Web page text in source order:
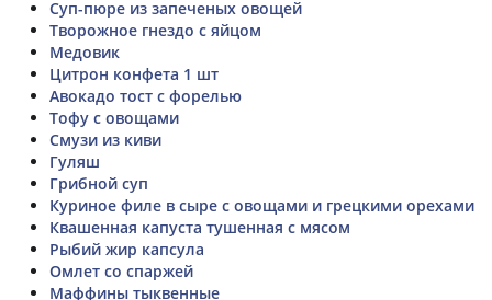
Суп-пюре из запеченых овощей
Творожное гнездо с яйцом
Медовик
Цитрон конфета 1 шт
Авокадо тост с форелью
Тофу с овощами
Смузи из киви
Гуляш
Грибной суп
Куриное филе в сыре с овощами и грецкими орехами
Квашенная капуста тушенная с мясом
Рыбий жир капсула
Омлет со спаржей
Маффины тыквенные